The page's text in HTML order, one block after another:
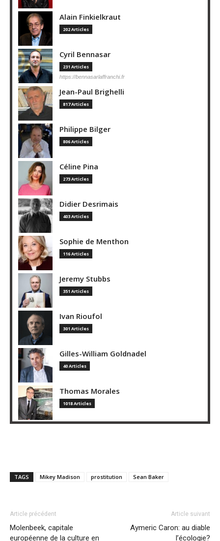
Alain Finkielkraut
202 Articles
Cyril Bennasar
231 Articles
https://bennasarlaffranchi.fr
Jean-Paul Brighelli
817 Articles
Philippe Bilger
806 Articles
Céline Pina
273 Articles
Didier Desrimais
403 Articles
Sophie de Menthon
116 Articles
Jeremy Stubbs
351 Articles
Ivan Rioufol
301 Articles
Gilles-William Goldnadel
40 Articles
Thomas Morales
1018 Articles
TAGS Mikey Madison prostitution Sean Baker
Article précédent
Molenbeek, capitale
européenne de la culture en
Article suivant
Aymeric Caron: au diable
l’écologie?